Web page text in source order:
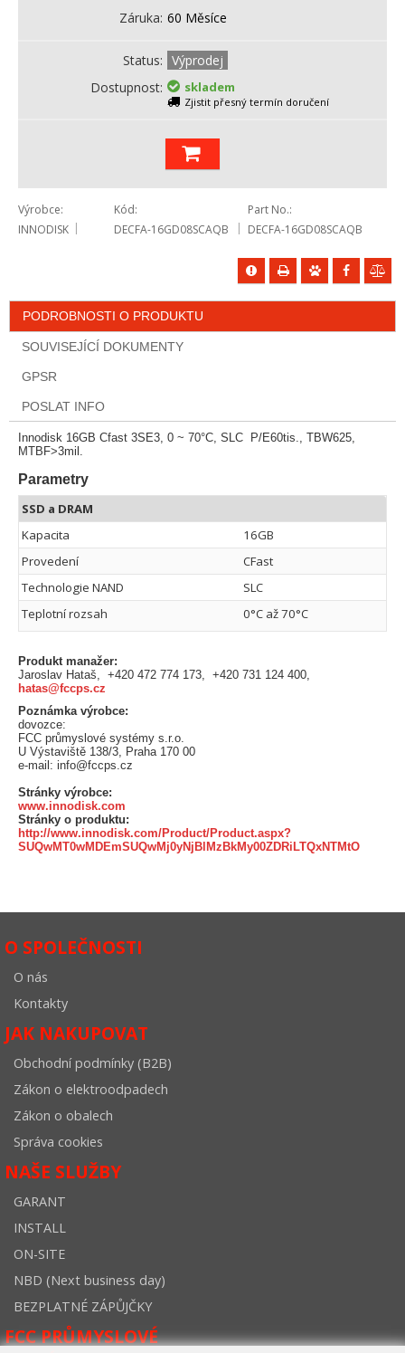
Záruka 60 Měsíce
Status
Výprodej
Dostupnost
skladem
Zjistit přesný termín doručení
Výrobce
INNODISK
Kód
DECFA-16GD08SCAQB
Part No.
DECFA-16GD08SCAQB
PODROBNOSTI O PRODUKTU
SOUVISEJÍCÍ DOKUMENTY
GPSR
POSLAT INFO
Innodisk 16GB Cfast 3SE3, 0 ~ 70°C, SLC P/E60tis., TBW625,
MTBF>3mil.
Parametry
SSD a DRAM
Kapacita
16GB
Provedení
CFast
Technologie NAND
SLC
Teplotní rozsah
0°C až 70°C
Produkt manažer:
Jaroslav Hataš, +420 472 774 173, +420 731 124 400,
hatas@fccps.cz
Poznámka výrobce:
dovozce:
FCC průmyslové systémy s.r.o.
U Výstaviště 138/3, Praha 170 00
e-mail: info@fccps.cz
Stránky výrobce:
www.innodisk.com
Stránky o produktu:
http://www.innodisk.com/Product/Product.aspx?
SUQwMT0wMDEmSUQwMj0yNjBlMzBkMy00ZDRiLTQxNTMtO
O SPOLEČNOSTI
O nás
Kontakty
JAK NAKUPOVAT
Obchodní podmínky (B2B)
Zákon o elektroodpadech
Zákon o obalech
Správa cookies
NAŠE SLUŽBY
GARANT
INSTALL
ON-SITE
NBD (Next business day)
BEZPLATNÉ ZÁPŮJČKY
FCC PRŮMYSLOVÉ